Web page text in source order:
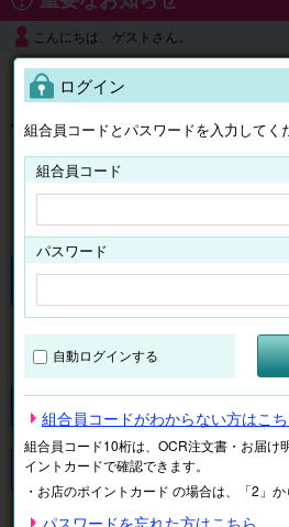
こんにちは、ゲストさん。
よくある質問
チケット
申し訳ございません。 現在、該当商品は
ログイン
組合員コードとパスワードを入力してく
組合員コード
パスワード
自動ログインする
組合員コードがわからない方はこ
組合員コード10桁は、OCR注文書・お届け
イントカードで確認できます。
・お店のポイントカード の場合は、「2」